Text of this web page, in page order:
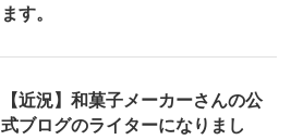
ます。
【近況】和菓子メーカーさんの公
式ブログのライターになりまし